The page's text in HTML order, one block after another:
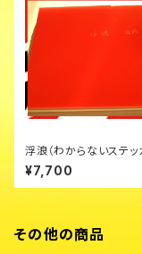
浮浪（わからないステッ
¥7,700
その他の商品